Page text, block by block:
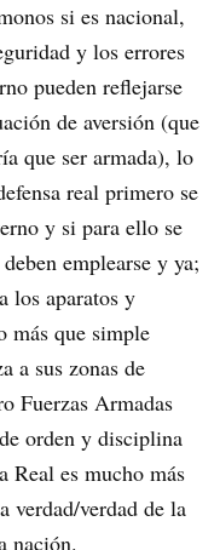
si es nacional,
y los errores
pueden reflejarse
de aversión (que
que ser armada), lo
real primero se
y si para ello se
emplearse y ya;
los aparatos y
más que simple
a sus zonas de
Fuerzas Armadas
orden y disciplina
Real es mucho más
verdad/verdad de la
nación.